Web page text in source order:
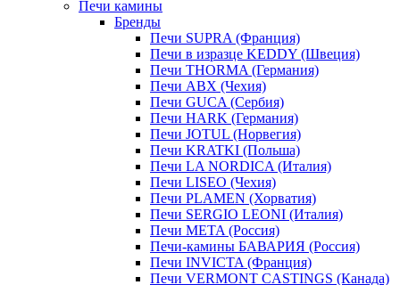
Печи камины
Бренды
Печи SUPRA (Франция)
Печи в изразце KEDDY (Швеция)
Печи THORMA (Германия)
Печи ABX (Чехия)
Печи GUCA (Сербия)
Печи HARK (Германия)
Печи JOTUL (Норвегия)
Печи KRATKI (Польша)
Печи LA NORDICA (Италия)
Печи LISEO (Чехия)
Печи PLAMEN (Хорватия)
Печи SERGIO LEONI (Италия)
Печи META (Россия)
Печи-камины БАВАРИЯ (Россия)
Печи INVICTA (Франция)
Печи VERMONT CASTINGS (Канада)